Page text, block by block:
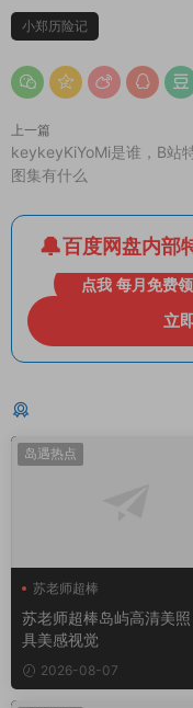
小郑历险记
上一篇
keykeyKiYoMi是谁，B站
图集有什么
百度网盘内部
点我 每月免费
立
岛遇热点
苏老师超棒
苏老师超棒岛屿高清美
具美感视觉
2026-08-07